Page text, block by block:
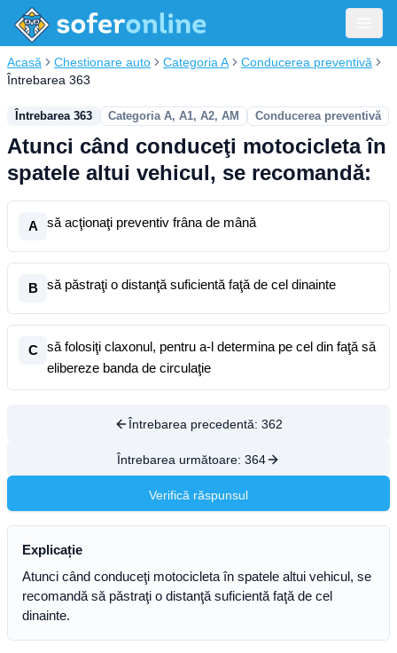
Acasă Chestionare auto Categoria A
Conducerea preventivă
Întrebarea 363
Întrebarea 363 Categoria A, A1, A2, AM Conducerea preventivă
Atunci când conduceţi motocicleta în
spatele altui vehicul, se recomandă:
A să acţionaţi preventiv frâna de mână
B să păstraţi o distanţă suficientă faţă de cel dinainte
C
să folosiţi claxonul, pentru a-l determina pe cel din faţă să
elibereze banda de circulaţie
Întrebarea precedentă: 362
Întrebarea următoare: 364
Verifică răspunsul
Explicație
Atunci când conduceţi motocicleta în spatele altui vehicul, se
recomandă să păstraţi o distanţă suficientă faţă de cel
dinainte.